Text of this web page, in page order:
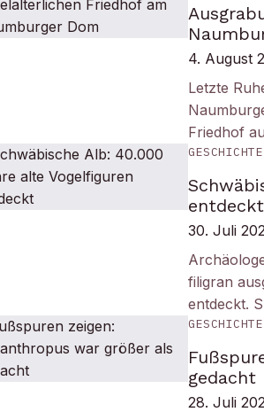
4. August
Letzte
Friedhof
entdeckt
30. Juli
filigran
entdeckt.
gedacht
28. Juli